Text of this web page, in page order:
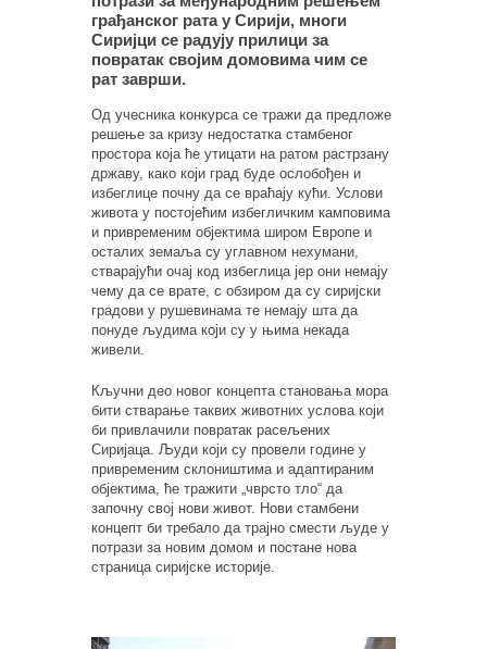
грађанског рата у Сирији, многи
Сиријци се радују прилици за
повратак својим домовима чим се
рат заврши.
Од учесника конкурса се тражи да предложе
решење за кризу недостатка стамбеног
простора која ће утицати на ратом растрзану
државу, како који град буде ослобођен и
избеглице почну да се враћају кући. Услови
живота у постојећим избегличким камповима
и привременим објектима широм Европе и
осталих земаља су углавном нехумани,
стварајући очај код избеглица јер они немају
чему да се врате, с обзиром да су сиријски
градови у рушевинама те немају шта да
понуде људима који су у њима некада
живели.
Кључни део новог концепта становања мора
бити стварање таквих животних услова који
би привлачили повратак расељених
Сиријаца. Људи који су провели године у
привременим склоништима и адаптираним
објектима, ће тражити „чврсто тло“ да
започну свој нови живот. Нови стамбени
концепт би требало да трајно смести људе у
потрази за новим домом и постане нова
страница сиријске историје.